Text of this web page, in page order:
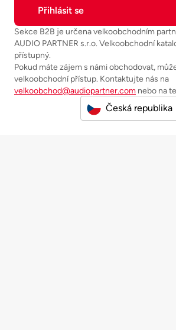
Sekce B2B je určena velkoobchodním
AUDIO PARTNER s.r.o. Velkoobchodní
přístupný.
Pokud máte zájem s námi obchodovat,
velkoobchodní přístup. Kontaktujte nás na
velkoobchod@audiopartner.com nebo na
Česká republika